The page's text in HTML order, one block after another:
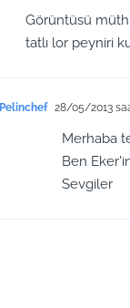
Görüntüsü
tatlı lor peyniri
Pelinchef 28/05/2013
Merhaba
Ben
Sevgiler